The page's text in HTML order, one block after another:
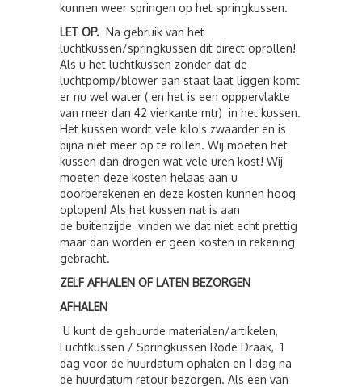
kunnen weer springen op het springkussen.
LET OP. Na gebruik van het
luchtkussen/springkussen dit direct oprollen!
Als u het luchtkussen zonder dat de
luchtpomp/blower aan staat laat liggen komt
er nu wel water ( en het is een opppervlakte
van meer dan 42 vierkante mtr) in het kussen.
Het kussen wordt vele kilo's zwaarder en is
bijna niet meer op te rollen. Wij moeten het
kussen dan drogen wat vele uren kost! Wij
moeten deze kosten helaas aan u
doorberekenen en deze kosten kunnen hoog
oplopen! Als het kussen nat is aan
de buitenzijde vinden we dat niet echt prettig
maar dan worden er geen kosten in rekening
gebracht.
ZELF AFHALEN OF LATEN BEZORGEN
AFHALEN
U kunt de gehuurde materialen/artikelen,
Luchtkussen / Springkussen Rode Draak, 1
dag voor de huurdatum ophalen en 1 dag na
de huurdatum retour bezorgen. Als een van